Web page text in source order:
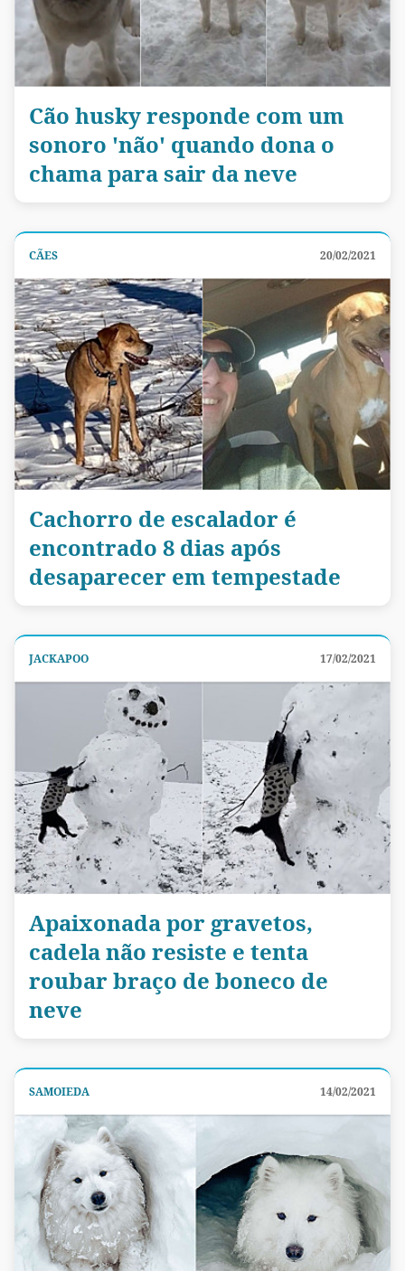
Cão husky responde com um
sonoro 'não' quando dona o
chama para sair da neve
CÃES 20/02/2021
Cachorro de escalador é
encontrado 8 dias após
desaparecer em tempestade
JACKAPOO 17/02/2021
Apaixonada por gravetos,
cadela não resiste e tenta
roubar braço de boneco de
neve
SAMOIEDA 14/02/2021